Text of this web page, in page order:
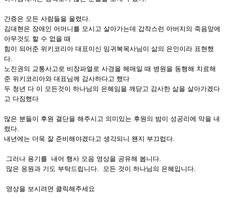
간증은 모든 사람들을 울렸다.
김대현은 장애인 어머니를 모시고 살아가는데 갑작스런 아버지의 죽음앞에
아무것도 할 수 없을 때
힘이 되어준 위키코리아 대표이신 임귀복목사님이 삶의 은인이라 표현했
다.
노진권의 교통사고로 비장파열로 사경을 헤매일 때 병원을 동행해 치료해
준 위키코리아와 대표님께 감사하다고 했다
두 청년 다 이 모든것이 하나님의 은혜임을 깨닫고 감사한 삶을 살아가겠다
고 다짐했다
많은 분들이 후원 결단을 해주시고 의미있는 후원의 밤이 성공리에 막을 내
렸다.
내년에는 더욱 잘 준비해야겠다고 생각되니 왠지 부끄럽다.
그러나 용기를 내어 행사 모음 영상을 공유해 봅니다.
많은 응원과 기도 부탁드립니다. 모든 것이 하나님의 은혜입니다.
영상을 보시려면 클릭해주세요